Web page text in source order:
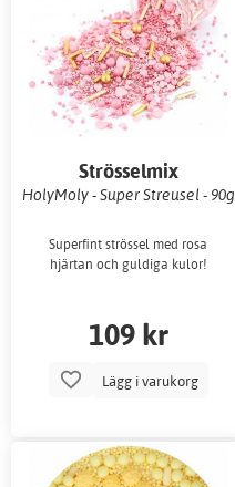
Strösselmix
HolyMoly - Super Streusel - 90g
Superfint strössel med rosa
hjärtan och guldiga kulor!
109 kr
Lägg i varukorg